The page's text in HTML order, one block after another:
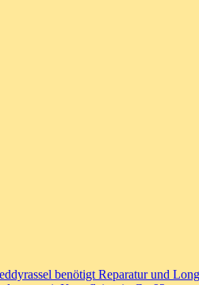
benötigt Reparatur und